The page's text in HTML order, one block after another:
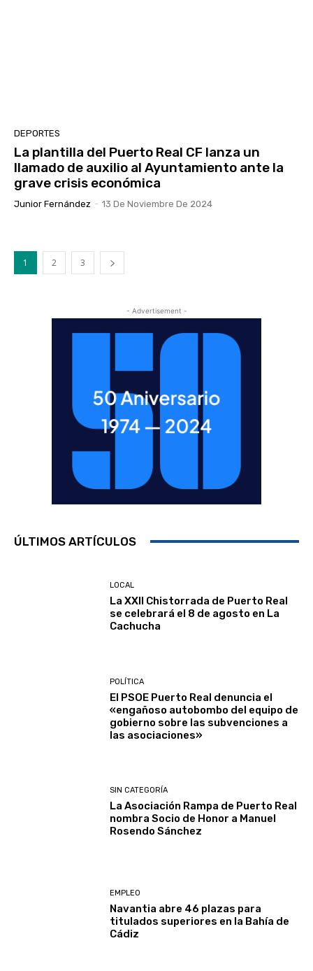
DEPORTES
La plantilla del Puerto Real CF lanza un
llamado de auxilio al Ayuntamiento ante la
grave crisis económica
Junior Fernández - 13 De Noviembre De 2024
1 2 3
- Advertisement -
ÚLTIMOS ARTÍCULOS
LOCAL
La XXII Chistorrada de Puerto Real
se celebrará el 8 de agosto en La
Cachucha
POLÍTICA
El PSOE Puerto Real denuncia el
«engañoso autobombo del equipo de
gobierno sobre las subvenciones a
las asociaciones»
SIN CATEGORÍA
La Asociación Rampa de Puerto Real
nombra Socio de Honor a Manuel
Rosendo Sánchez
EMPLEO
Navantia abre 46 plazas para
titulados superiores en la Bahía de
Cádiz